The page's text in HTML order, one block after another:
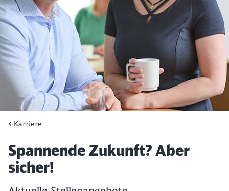
Karriere
Artikel:
Spannende Zukunft? Aber
sicher!